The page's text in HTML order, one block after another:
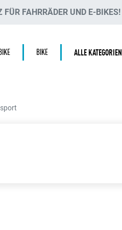
FAHRRÄDER UND E-BIKES!
BIKE ALLE KATEGORIEN